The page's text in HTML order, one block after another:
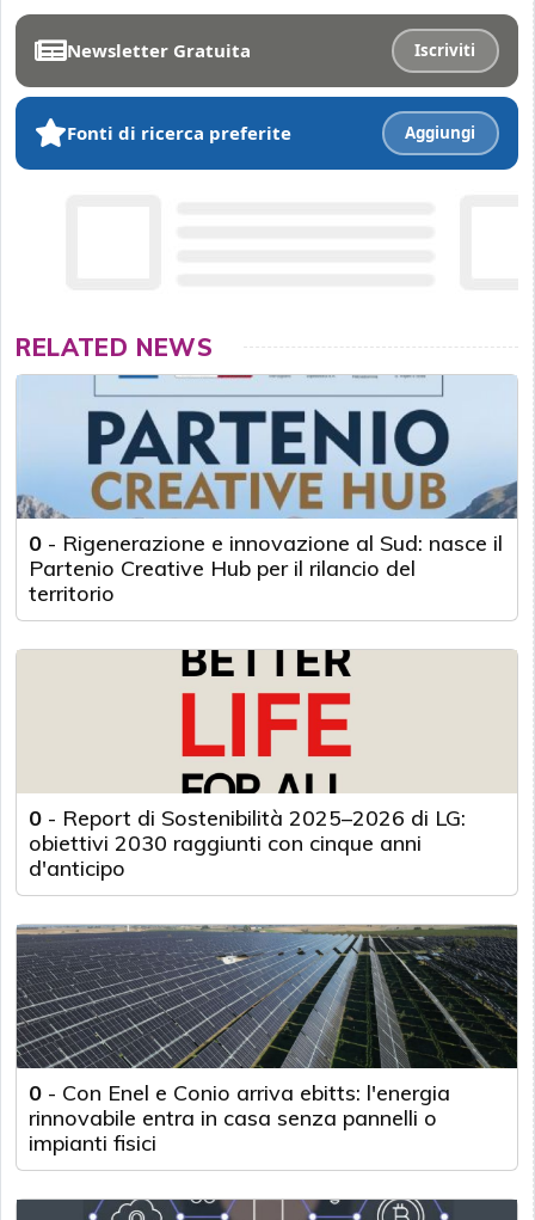
Newsletter Gratuita Iscriviti
Fonti di ricerca preferite Aggiungi
RELATED NEWS
0 - Rigenerazione e innovazione al Sud: nasce il
Partenio Creative Hub per il rilancio del
territorio
0 - Report di Sostenibilità 2025–2026 di LG:
obiettivi 2030 raggiunti con cinque anni
d'anticipo
0 - Con Enel e Conio arriva ebitts: l'energia
rinnovabile entra in casa senza pannelli o
impianti fisici